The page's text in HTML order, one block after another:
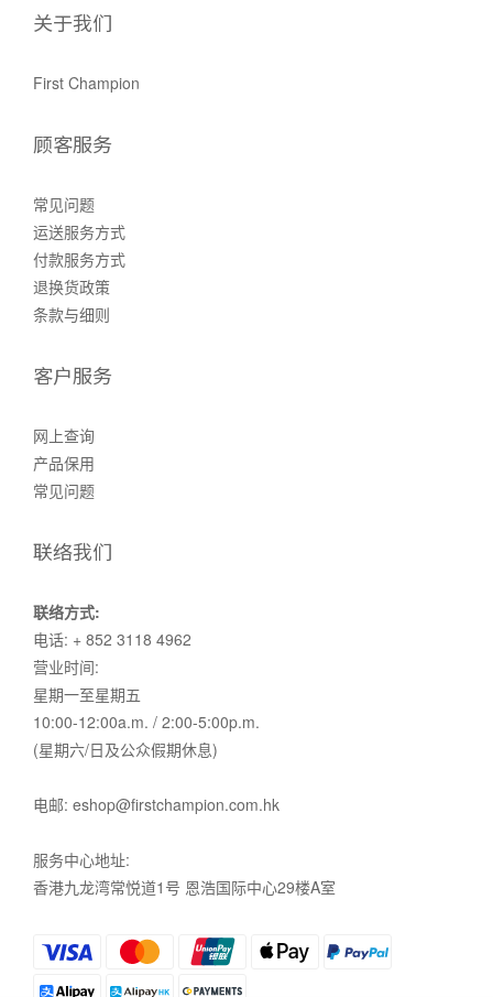
关于我们
First Champion
顾客服务
常见问题
运送服务方式
付款服务方式
退换货政策
条款与细则
客户服务
网上查询
产品保用
常见问题
联络我们
联络方式:
电话: + 852 3118 4962
营业时间:
星期一至星期五
10:00-12:00a.m. / 2:00-5:00p.m.
(星期六/日及公众假期休息)
电邮: eshop@firstchampion.com.hk
服务中心地址:
香港九龙湾常悦道1号 恩浩国际中心29楼A室